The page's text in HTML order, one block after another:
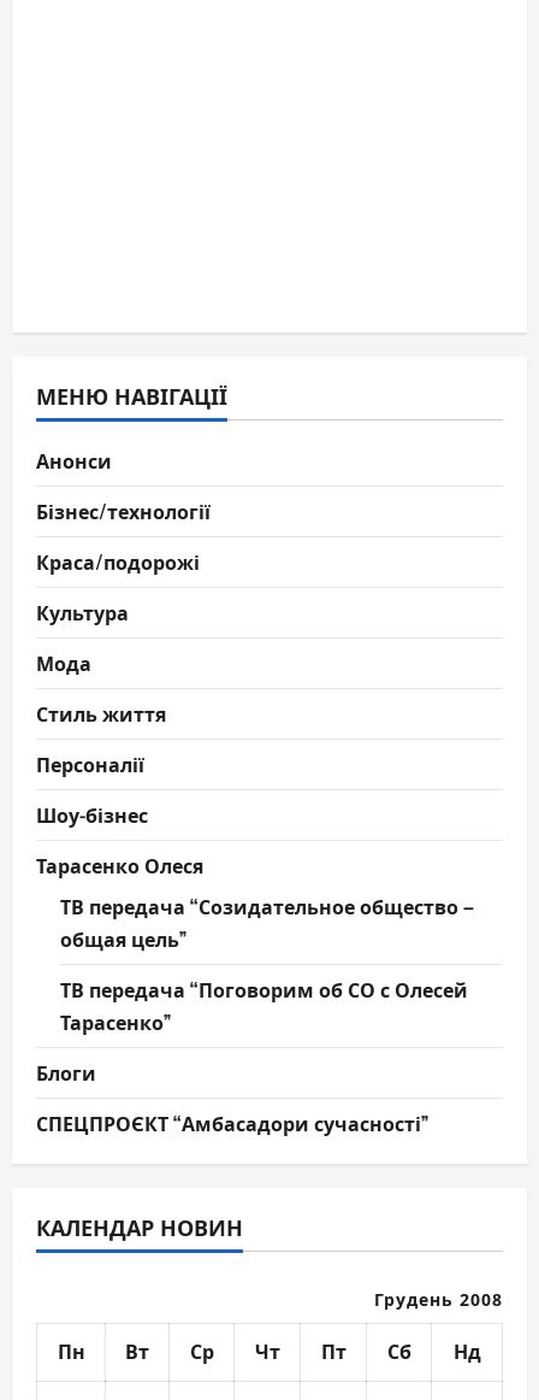
МЕНЮ НАВІГАЦІЇ
Анонси
Бізнес/технології
Краса/подорожі
Культура
Мода
Стиль життя
Персоналії
Шоу-бізнес
Тарасенко Олеся
ТВ передача “Созидательное общество –
общая цель”
ТВ передача “Поговорим об СО с Олесей
Тарасенко”
Блоги
СПЕЦПРОЄКТ “Амбасадори сучасності”
КАЛЕНДАР НОВИН
Грудень 2008
Пн Вт Ср Чт Пт Сб Нд